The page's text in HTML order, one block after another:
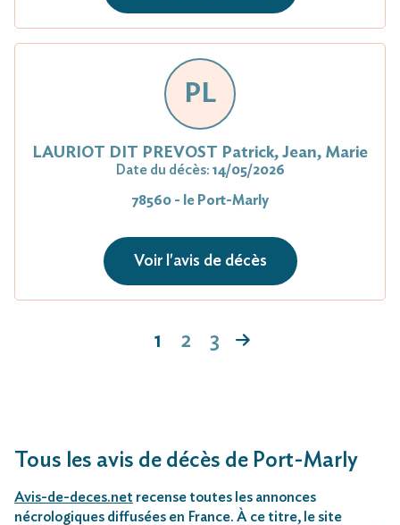
PL
LAURIOT DIT PREVOST Patrick, Jean, Marie
Date du décès: 14/05/2026
78560 - le Port-Marly
Voir l'avis de décès
1 2 3
Tous les avis de décès de Port-Marly
Avis-de-deces.net recense toutes les annonces
nécrologiques diffusées en France. À ce titre, le site